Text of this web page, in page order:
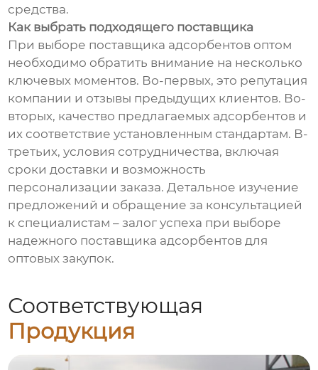
средства.
Как выбрать подходящего поставщика
При выборе поставщика адсорбентов оптом
необходимо обратить внимание на несколько
ключевых моментов. Во-первых, это репутация
компании и отзывы предыдущих клиентов. Во-
вторых, качество предлагаемых адсорбентов и
их соответствие установленным стандартам. В-
третьих, условия сотрудничества, включая
сроки доставки и возможность
персонализации заказа. Детальное изучение
предложений и обращение за консультацией
к специалистам – залог успеха при выборе
надежного поставщика адсорбентов для
оптовых закупок.
Соответствующая
Продукция